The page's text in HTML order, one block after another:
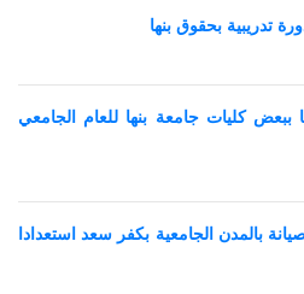
تدريبية بحقوق بنها
ببعض كليات جامعة بنها للعام الجامعي
بالمدن الجامعية بكفر سعد استعدادا